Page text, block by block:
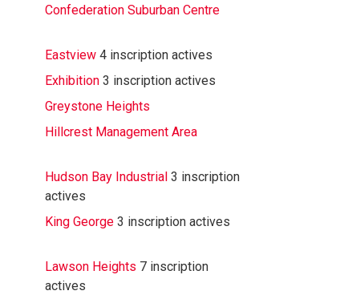
Confederation Suburban Centre
Eastview 4 inscription actives
Exhibition 3 inscription actives
Greystone Heights
Hillcrest Management Area
Hudson Bay Industrial 3 inscription
actives
King George 3 inscription actives
Lawson Heights 7 inscription
actives